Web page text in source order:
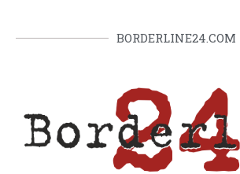
BORDERLINE24.COM